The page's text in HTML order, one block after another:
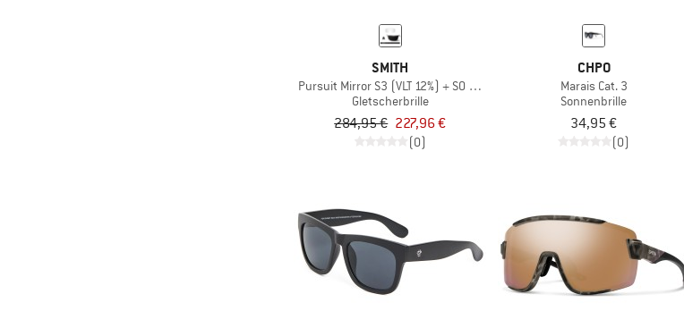
SMITH
Pursuit Mirror S3 (VLT 12%) + S0 (VLT 89%)
Gletscherbrille
284,95 € 227,96 €
(0)
CHPO
Marais Cat. 3
Sonnenbrille
34,95 €
(0)